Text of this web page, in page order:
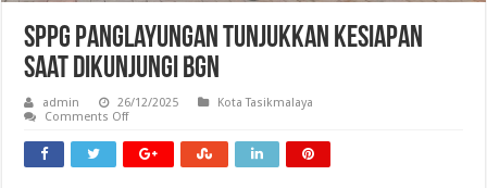
SPPG Panglayungan Tunjukkan Kesiapan
Saat Dikunjungi BGN
admin 26/12/2025
Kota Tasikmalaya
Comments Offon
Panglayungan
Tunjukkan